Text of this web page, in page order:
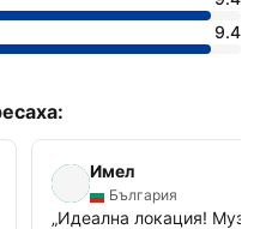
9.4
Имел
България
„Идеална локация!